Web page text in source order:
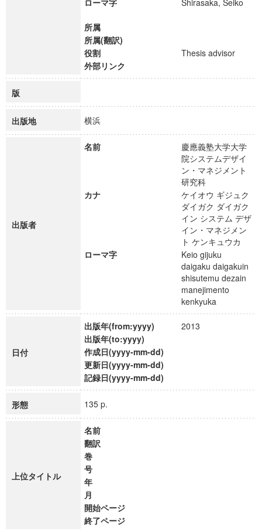
ローマ字 Shirasaka, Seiko
所属
所属(翻訳)
役割
Thesis advisor
外部リンク
版
出版地 横浜
出版者
名前
慶應義塾大学大学
院システムデザイ
ン・マネジメント
研究科
カナ
ケイオウ ギジュク
ダイガク ダイガク
イン システム デザ
イン・マネジメン
ト ケンキュウカ
ローマ字
Keio gijuku
daigaku daigakuin
shisutemu dezain
manejimento
kenkyuka
日付
出版年(from:yyyy)
2013
出版年(to:yyyy)
作成日(yyyy-mm-dd)
更新日(yyyy-mm-dd)
記録日(yyyy-mm-dd)
形態 135 p.
上位タイトル
名前
翻訳
巻
号
年
月
開始ページ
終了ページ